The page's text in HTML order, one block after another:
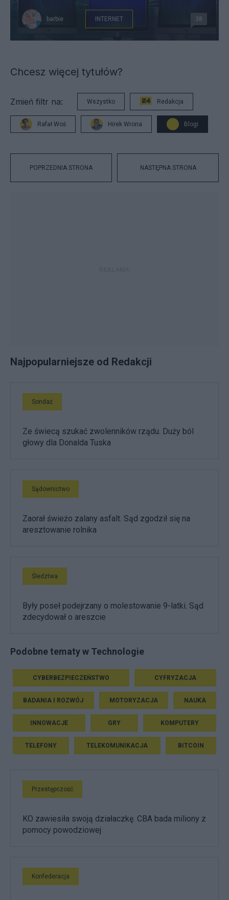
barbie INTERNET 38
Chcesz więcej tytułów?
Zmień filtr na: Wszystko Redakcja
Rafał Woś Hirek Wrona Blogi
POPRZEDNIA STRONA NASTĘPNA STRONA
Najpopularniejsze od Redakcji
Sondaż
Ze świecą szukać zwolenników rządu. Duży ból
głowy dla Donalda Tuska
Sądownictwo
Zaorał świeżo zalany asfalt. Sąd zgodził się na
aresztowanie rolnika
Śledztwa
Były poseł podejrzany o molestowanie 9-latki. Sąd
zdecydował o areszcie
Podobne tematy w Technologie
CYBERBEZPIECZEŃSTWO CYFRYZACJA
BADANIA I ROZWÓJ MOTORYZACJA NAUKA
INNOWACJE GRY KOMPUTERY
TELEFONY TELEKOMUNIKACJA BITCOIN
Przestępczość
KO zawiesiła swoją działaczkę. CBA bada miliony z
pomocy powodziowej
Konfederacja